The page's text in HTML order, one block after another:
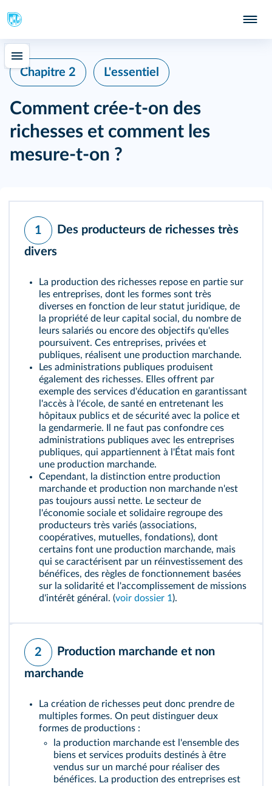
Chapitre 2 L'essentiel
Comment crée-t-on des
richesses et comment les
mesure-t-on ?
1
Des producteurs de richesses très
divers
La production des richesses repose en partie sur
les entreprises, dont les formes sont très
diverses en fonction de leur statut juridique, de
la propriété de leur capital social, du nombre de
leurs salariés ou encore des objectifs qu'elles
poursuivent. Ces entreprises, privées et
publiques, réalisent une production marchande.
Les administrations publiques produisent
également des richesses. Elles offrent par
exemple des services d'éducation en garantissant
l'accès à l'école, de santé en entretenant les
hôpitaux publics et de sécurité avec la police et
la gendarmerie. Il ne faut pas confondre ces
administrations publiques avec les entreprises
publiques, qui appartiennent à l'État mais font
une production marchande.
Cependant, la distinction entre production
marchande et production non marchande n'est
pas toujours aussi nette. Le secteur de
l'économie sociale et solidaire regroupe des
producteurs très variés (associations,
coopératives, mutuelles, fondations), dont
certains font une production marchande, mais
qui se caractérisent par un réinvestissement des
bénéfices, des règles de fonctionnement basées
sur la solidarité et l'accomplissement de missions
d'intérêt général. (voir dossier 1).
2
Production marchande et non
marchande
La création de richesses peut donc prendre de
multiples formes. On peut distinguer deux
formes de productions :
la production marchande est l'ensemble des
biens et services produits destinés à être
vendus sur un marché pour réaliser des
bénéfices. La production des entreprises est